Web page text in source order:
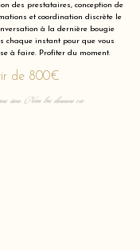
des prestataires, conception de
et coordination discrète le
à la dernière bougie
chaque instant pour que vous
à faire. Profiter du moment.
de 800€
âme. Nous lui donnons vie.